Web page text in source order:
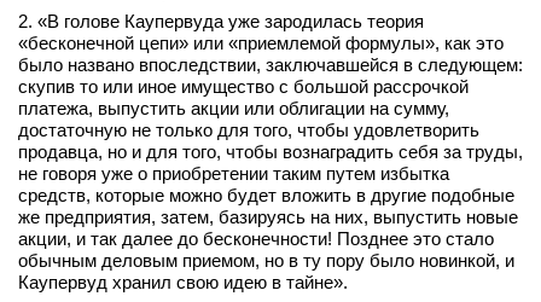
2. «В голове Каупервуда уже зародилась теория
«бесконечной цепи» или «приемлемой формулы», как это
было названо впоследствии, заключавшейся в следующем:
скупив то или иное имущество с большой рассрочкой
платежа, выпустить акции или облигации на сумму,
достаточную не только для того, чтобы удовлетворить
продавца, но и для того, чтобы вознаградить себя за труды,
не говоря уже о приобретении таким путем избытка
средств, которые можно будет вложить в другие подобные
же предприятия, затем, базируясь на них, выпустить новые
акции, и так далее до бесконечности! Позднее это стало
обычным деловым приемом, но в ту пору было новинкой, и
Каупервуд хранил свою идею в тайне».